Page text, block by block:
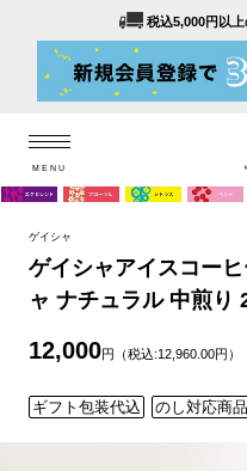
税込5,000円以
MENU
MENU
ゲイシャ
ゲイシャアイスコー
ャ ナチュラル 中煎り
12,000円（税込:12,960.00円）
ギフト包装代込 のし対応商品